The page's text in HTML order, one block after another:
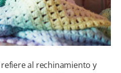
DÓNDE COMPRAR
VE (ES)
al rechinamiento y